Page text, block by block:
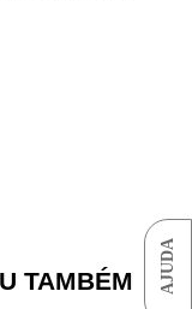
AJUDA
TAMBÉM